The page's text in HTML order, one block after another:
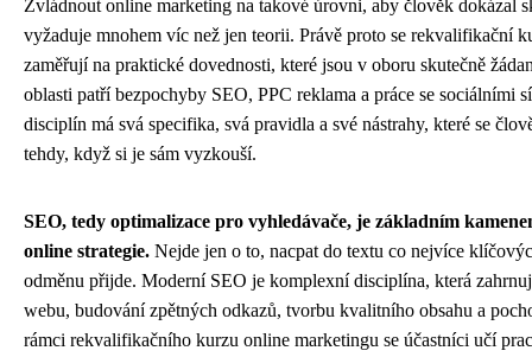
Zvládnout online marketing na takové úrovni, aby člověk dokázal
vyžaduje mnohem víc než jen teorii. Právě proto se rekvalifikační
zaměřují na praktické dovednosti, které jsou v oboru skutečně
oblasti patří bezpochyby SEO, PPC reklama a práce se sociálními
disciplín má svá specifika, svá pravidla a své nástrahy, které se
tehdy, když si je sám vyzkouší.
SEO, tedy optimalizace pro vyhledávače, je základním
online strategie. Nejde jen o to, nacpat do textu co nejvíce
odměnu přijde. Moderní SEO je komplexní disciplína, která
webu, budování zpětných odkazů, tvorbu kvalitního obsahu a
rámci rekvalifikačního kurzu online marketingu se účastníci učí